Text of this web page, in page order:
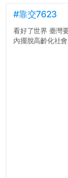
#靠交7623
看好了世界 臺灣
內擺脫高齡化社